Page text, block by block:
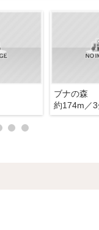
ブナの森
約174m／